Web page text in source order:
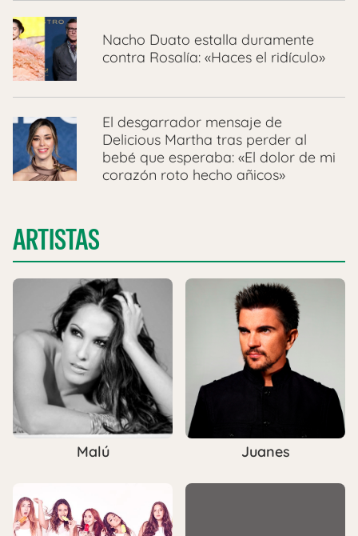
Nacho Duato estalla duramente
contra Rosalía: «Haces el ridículo»
El desgarrador mensaje de
Delicious Martha tras perder al
bebé que esperaba: «El dolor de mi
corazón roto hecho añicos»
ARTISTAS
Malú Juanes